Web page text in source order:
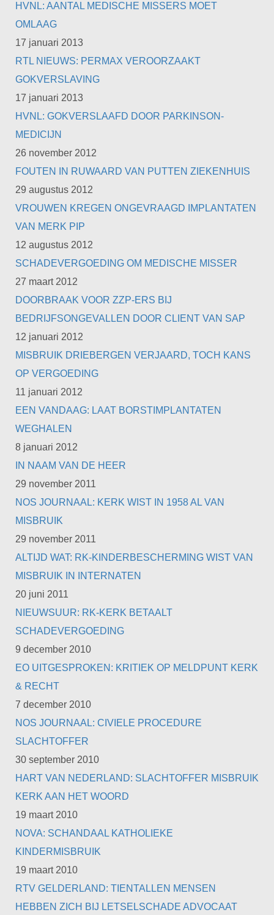
HVNL: AANTAL MEDISCHE MISSERS MOET
OMLAAG
17 januari 2013
RTL NIEUWS: PERMAX VEROORZAAKT
GOKVERSLAVING
17 januari 2013
HVNL: GOKVERSLAAFD DOOR PARKINSON-
MEDICIJN
26 november 2012
FOUTEN IN RUWAARD VAN PUTTEN ZIEKENHUIS
29 augustus 2012
VROUWEN KREGEN ONGEVRAAGD IMPLANTATEN
VAN MERK PIP
12 augustus 2012
SCHADEVERGOEDING OM MEDISCHE MISSER
27 maart 2012
DOORBRAAK VOOR ZZP-ERS BIJ
BEDRIJFSONGEVALLEN DOOR CLIENT VAN SAP
12 januari 2012
MISBRUIK DRIEBERGEN VERJAARD, TOCH KANS
OP VERGOEDING
11 januari 2012
EEN VANDAAG: LAAT BORSTIMPLANTATEN
WEGHALEN
8 januari 2012
IN NAAM VAN DE HEER
29 november 2011
NOS JOURNAAL: KERK WIST IN 1958 AL VAN
MISBRUIK
29 november 2011
ALTIJD WAT: RK-KINDERBESCHERMING WIST VAN
MISBRUIK IN INTERNATEN
20 juni 2011
NIEUWSUUR: RK-KERK BETAALT
SCHADEVERGOEDING
9 december 2010
EO UITGESPROKEN: KRITIEK OP MELDPUNT KERK
& RECHT
7 december 2010
NOS JOURNAAL: CIVIELE PROCEDURE
SLACHTOFFER
30 september 2010
HART VAN NEDERLAND: SLACHTOFFER MISBRUIK
KERK AAN HET WOORD
19 maart 2010
NOVA: SCHANDAAL KATHOLIEKE
KINDERMISBRUIK
19 maart 2010
RTV GELDERLAND: TIENTALLEN MENSEN
HEBBEN ZICH BIJ LETSELSCHADE ADVOCAAT